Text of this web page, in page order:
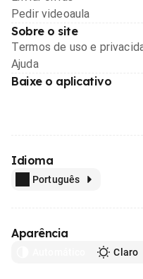
Pedir videoaula
Sobre o site
Termos de uso e
Ajuda
Baixe o aplicativo
Idioma
Português
Aparência
Claro